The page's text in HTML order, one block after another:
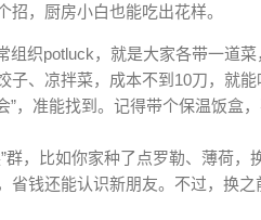
招， 厨房小白也能吃出花样。
组织potluck， 就是大家各带一道菜
子、 凉拌菜， 成本不到 10刀， 就能
”， 准能找到 。 记得带个保温饭盒，
”群， 比如你家种了 点罗勒、 薄荷，
省钱还能认识新朋友。 不过， 换之